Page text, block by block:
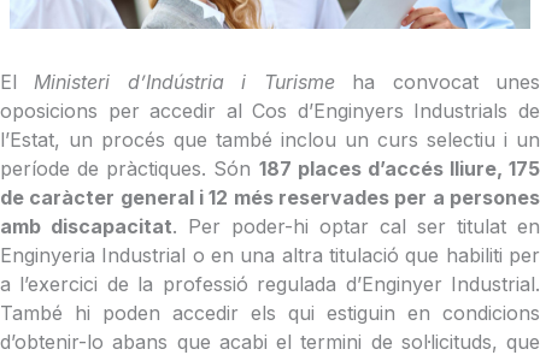
El Ministeri d’Indústria i Turismeha convocat unes
oposicions per accedir al Cos d’Enginyers Industrials de
l’Estat, un procés que també inclou un curs selectiu i un
període de pràctiques. Són 187 places d’accés lliure, 175
de caràcter general i 12 més reservades per a persones
amb discapacitat. Per poder-hi optar cal ser titulat en
Enginyeria Industrial o en una altra titulació que habiliti per
a l’exercici de la professió regulada d’Enginyer Industrial.
També hi poden accedir els qui estiguin en condicions
d’obtenir-lo abans que acabi el termini de sol·licituds, que